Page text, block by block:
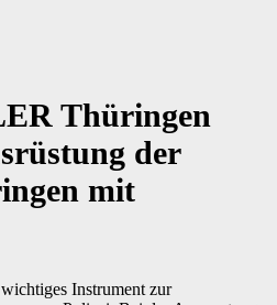
Thüringen
der
mit
Instrument zur